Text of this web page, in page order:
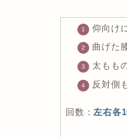
仰向け
曲げた
太もも
反対側
回数：左右各